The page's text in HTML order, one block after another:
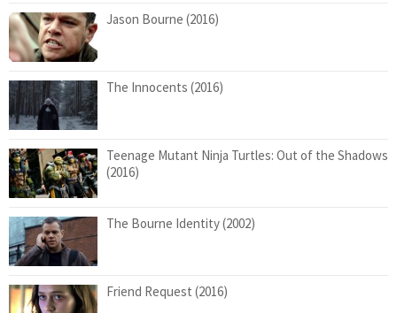
Jason Bourne (2016)
The Innocents (2016)
Teenage Mutant Ninja Turtles: Out of the Shadows
(2016)
The Bourne Identity (2002)
Friend Request (2016)